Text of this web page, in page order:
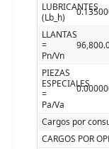
LUBRICANTES
(Lb_h)
LLANTAS
=
Pn/Vn
PIEZAS
ESPECIALES
=
Pa/Va
Cargos por
CARGOS POR